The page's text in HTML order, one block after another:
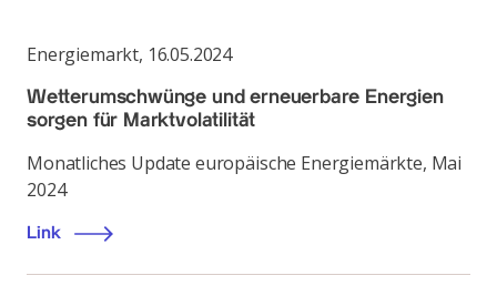
Energiemarkt, 16.05.2024
Wetterumschwünge und erneuerbare Energien
sorgen für Marktvolatilität
Monatliches Update europäische Energiemärkte, Mai
2024
Link